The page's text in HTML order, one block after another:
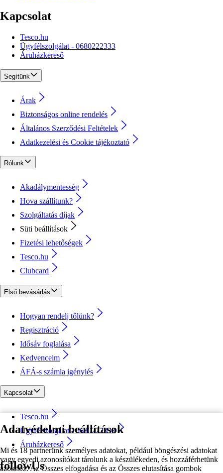
Adatvédelmi beállítások
Mi és 18 partnerünk személyes adatokat, például böngészési adatokat
vagy egyedi azonosítókat tárolunk a készülékeden, és hozzáférhetünk
azokhoz. Az Összes elfogadása és az Összes elutasítása gombok
Kapcsolat
Tesco.hu
Ügyfélszolgálat - 0680222333
Áruházkereső
Segítünk
Árak
Biztonságos online rendelés
Általános Szerződési Feltételek
Adatkezelési és Cookie tájékoztató
Rólunk
Akadálymentesség
Hova szállítunk?
Szolgáltatás díjak
Süti beállítások
Fizetési lehetőségek
Tesco.hu
Clubcard
Első bevásárlás
Hogyan rendelj tőlünk?
Regisztráció
Idősáv foglalása
Kedvenceim
ÁFÁ-s számla igénylés
Kapcsolat
Tesco.hu
Ügyfélszolgálat - 0680222333
Áruházkereső
followUs